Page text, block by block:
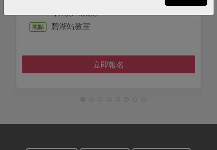
14:00-16:00
地點 碧湖站教室
立即報名